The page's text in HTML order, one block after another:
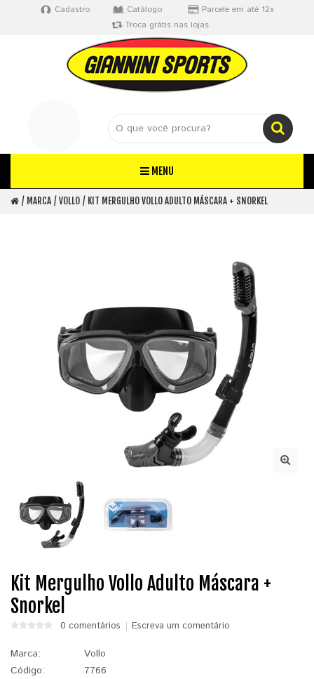
Cadastro Catálogo
Parcele em até 12x
Troca grátis nas lojas
MENU
MARCA VOLLO KIT MERGULHO VOLLO ADULTO MÁSCARA + SNORKEL
Kit Mergulho Vollo Adulto Máscara +
Snorkel
0 comentários Escreva um comentário
Marca:
Vollo
Código:
7766